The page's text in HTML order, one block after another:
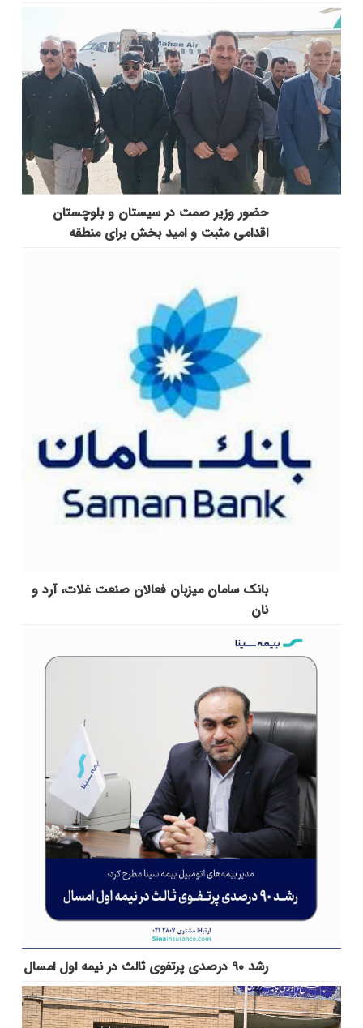
حضور وزیر صمت در سیستان و بلوچستان
اقدامی مثبت و امید بخش برای منطقه
بانک سامان میزبان فعالان صنعت غلات، آرد و
نان
رشد ۹۰ درصدی پرتفوی ثالث در نیمه اول امسال